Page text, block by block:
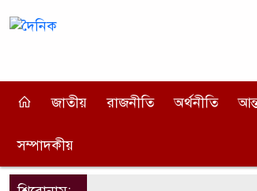
জাতীয় রাজনীতি অর্থনীতি
সম্পাদকীয়